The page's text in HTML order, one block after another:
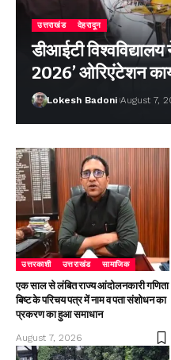
उत्तराखंड देहरादून
डीआईटी विश्वविद्यालय
2026’ ओरिएंटेशन
Lokesh Badoni August 7,
उत्तरकाशी उत्तराखंड सामाजिक
एक साल से लंबित राज्य आंदोलनकारी गणिता
बिष्ट के परिचय पत्र में नाम व पता संशोधन का
प्रकरण का हुआ समाधान
August 7, 2026